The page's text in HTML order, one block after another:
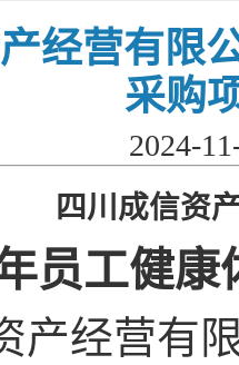
经营有限
采购
2024-
四川成信资
员工健康
产经营有